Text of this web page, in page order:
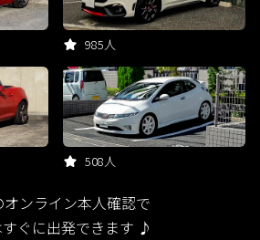
985人
508人
オンライン本人確認で
ぐに出発できます ♪